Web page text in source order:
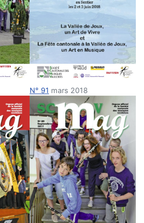
N° 91 mars 2018